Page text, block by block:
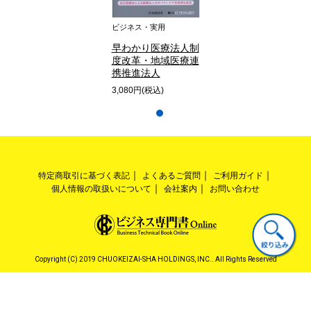
ビジネス・実用
早わかり医療法人制
度改革・地域医療連
携推進法人
3,080円(税込)
特定商取引に基づく表記 よくあるご質問
ご利用ガイド
個人情報の取扱いについて
会社案内 お問い合わせ
Copyright (C) 2019 CHUOKEIZAI-SHA HOLDINGS, INC.. All Rights Reserved